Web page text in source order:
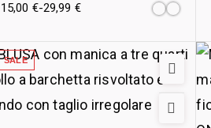
15,00 €-29,99 €
SALE